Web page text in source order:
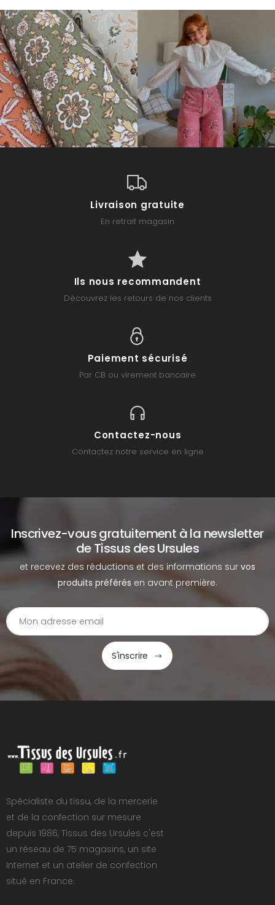
Livraison gratuite
En retrait magasin
Ils nous recommandent
Découvrez les retours de nos clients
Paiement sécurisé
Par CB ou virement bancaire
Contactez-nous
Contactez notre service en ligne
Inscrivez-vous gratuitement à la newsletter
de Tissus des Ursules
et recevez des réductions et des informations sur vos
produits préférés en avant première.
S'inscrire
Spécialiste du tissu, de la mercerie
et de la confection sur mesure
depuis 1986, Tissus des Ursules c'est
un réseau de 75 magasins, un site
Internet et un atelier de confection
situé en France.